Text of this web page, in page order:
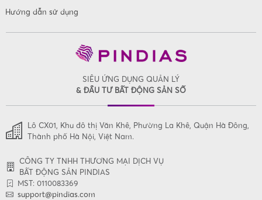
Hướng dẫn sử dụng
SIÊU ỨNG DỤNG QUẢN LÝ
& ĐẦU TƯ BẤT ĐỘNG SẢN SỐ
Lô CX01, Khu đô thị Văn Khê, Phường La Khê, Quận Hà Đông,
Thành phố Hà Nội, Việt Nam.
CÔNG TY TNHH THƯƠNG MẠI DỊCH VỤ
BẤT ĐỘNG SẢN PINDIAS
MST: 0110083369
support@pindias.com